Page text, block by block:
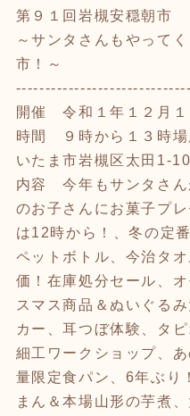
第９１回岩槻安穏朝市
～サンタさんもやって
市！～
開催 令和１年１２月１
時間 ９時から１３時
いたま市岩槻区太田1-
内容 今年もサンタさん
のお子さんにお菓子プ
は12時から！、冬の定
ペットボトル、今治タ
価！在庫処分セール、
スマス商品＆ぬいぐる
カー、耳つぼ体験、タ
細工ワークショップ、
量限定食パン、6年ぶり
まん＆本場山形の芋煮